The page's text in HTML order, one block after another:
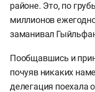
районе. Это, по
миллионов
заманивал
Пообщавшись и
почуяв никаких
делегация поехала